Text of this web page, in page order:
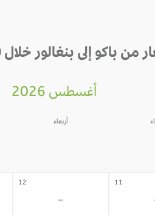
من باكو إلى بنغالور خلال 30 يوم القادمة
أغسطس 2026
أربعاء
11
12
-